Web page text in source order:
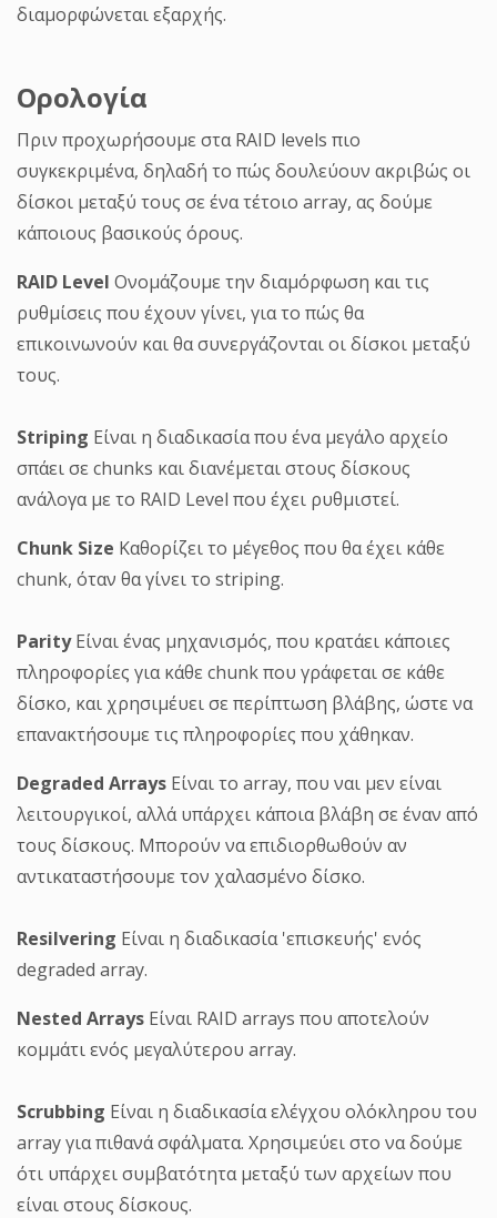
διαμορφώνεται εξαρχής.
Ορολογία
Πριν προχωρήσουμε στα RAID levels πιο
συγκεκριμένα, δηλαδή το πώς δουλεύουν ακριβώς οι
δίσκοι μεταξύ τους σε ένα τέτοιο array, ας δούμε
κάποιους βασικούς όρους.
RAID Level Ονομάζουμε την διαμόρφωση και τις
ρυθμίσεις που έχουν γίνει, για το πώς θα
επικοινωνούν και θα συνεργάζονται οι δίσκοι μεταξύ
τους.
Striping Είναι η διαδικασία που ένα μεγάλο αρχείο
σπάει σε chunks και διανέμεται στους δίσκους
ανάλογα με το RAID Level που έχει ρυθμιστεί.
Chunk Size Καθορίζει το μέγεθος που θα έχει κάθε
chunk, όταν θα γίνει το striping.
ParityΕίναι ένας μηχανισμός, που κρατάει κάποιες
πληροφορίες για κάθε chunk που γράφεται σε κάθε
δίσκο, και χρησιμέυει σε περίπτωση βλάβης, ώστε να
επανακτήσουμε τις πληροφορίες που χάθηκαν.
Degraded Arrays Είναι το array, που ναι μεν είναι
λειτουργικοί, αλλά υπάρχει κάποια βλάβη σε έναν από
τους δίσκους. Μπορούν να επιδιορθωθούν αν
αντικαταστήσουμε τον χαλασμένο δίσκο.
Resilvering Είναι η διαδικασία 'επισκευής' ενός
degraded array.
Nested Arrays Είναι RAID arrays που αποτελούν
κομμάτι ενός μεγαλύτερου array.
Scrubbing Είναι η διαδικασία ελέγχου ολόκληρου του
array για πιθανά σφάλματα. Χρησιμεύει στο να δούμε
ότι υπάρχει συμβατότητα μεταξύ των αρχείων που
είναι στους δίσκους.